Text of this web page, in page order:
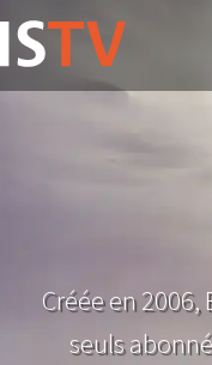
Créée en
seuls